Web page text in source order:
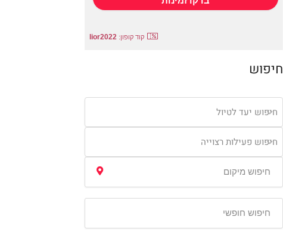
קוד קופון: lior2022
חיפוש
חיפוש יעד לטיול
חיפוש פעילות רצוייה